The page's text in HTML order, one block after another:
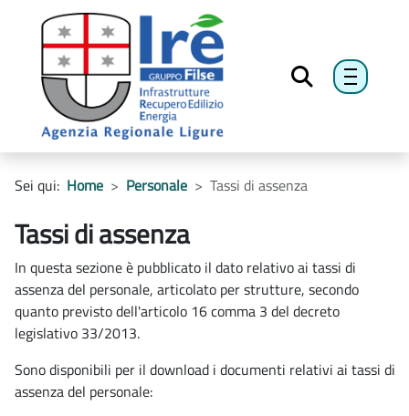
menu
Sei qui: Home Personale Tassi di assenza
Tassi di assenza
In questa sezione è pubblicato il dato relativo ai tassi di
assenza del personale, articolato per strutture, secondo
quanto previsto dell'articolo 16 comma 3 del decreto
legislativo 33/2013.
Sono disponibili per il download i documenti relativi ai tassi di
assenza del personale: